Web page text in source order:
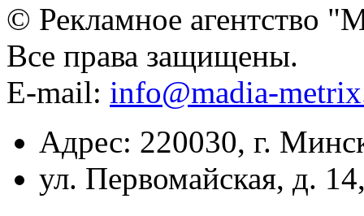
© Рекламное агентство
Все права защищены.
E-mail: info@madia-
Адрес: 220030, г.
ул. Первомайская, д.